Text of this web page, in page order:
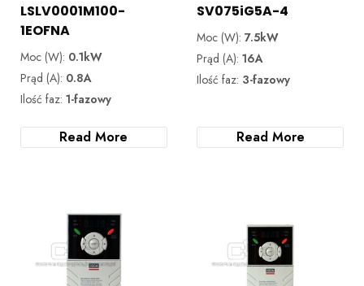
LSLV0001M100-
1EOFNA
Moc (W): 0.1kW
Prąd (A): 0.8A
Ilość faz: 1-fazowy
Read More
SV075iG5A-4
Moc (W):7.5kW
Prąd (A):16A
Ilość faz: 3-fazowy
Read More